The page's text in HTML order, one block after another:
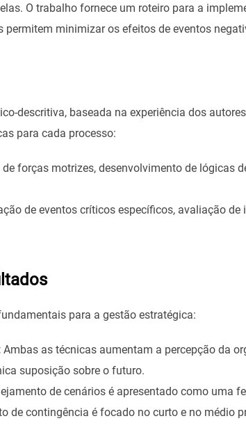
O trabalho fornece um roteiro para a
minimizar os efeitos de eventos
descritiva, baseada na experiência dos
para cada processo:
forças motrizes, desenvolvimento de lógicas
de eventos críticos específicos, avaliação
para a gestão estratégica:
Ambas as técnicas aumentam a percepção da
suposição sobre o futuro.
de cenários é apresentado como uma
de contingência é focado no curto e no médio